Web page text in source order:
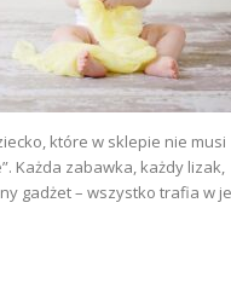
które w sklepie nie musi
Każda zabawka, każdy lizak,
gadżet – wszystko trafia w